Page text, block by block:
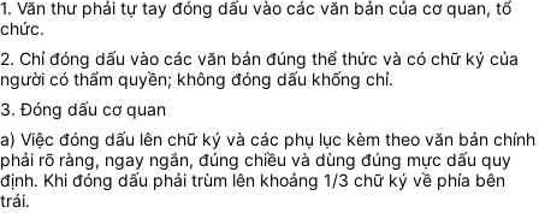
1. Văn thư phải tự tay đóng dấu vào các văn bản của cơ quan, tổ
chức.
2. Chỉ đóng dấu vào các văn bản đúng thể thức và có chữ ký của
người có thẩm quyền; không đóng dấu khống chỉ.
3. Đóng dấu cơ quan
a) Việc đóng dấu lên chữ ký và các phụ lục kèm theo văn bản chính
phải rõ ràng, ngay ngắn, đúng chiều và dùng đúng mực dấu quy
định. Khi đóng dấu phải trùm lên khoảng 1/3 chữ ký về phía bên
trái.